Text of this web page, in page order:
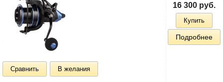
Сравнить В желания
16 300 руб.
Купить
Подробнее